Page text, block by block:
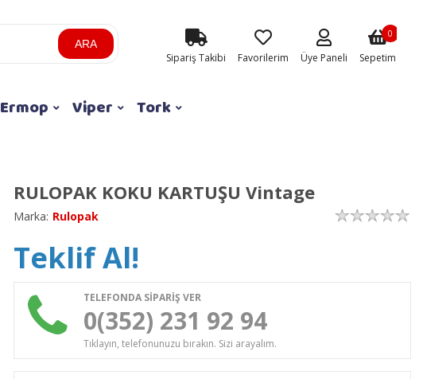
ARA
Sipariş Takibi Favorilerim Üye Paneli Sepetim
0
Ermop Viper Tork
RULOPAK KOKU KARTUŞU Vintage
Marka: Rulopak
Teklif Al!
TELEFONDA SİPARİŞ VER
0(352) 231 92 94
Tıklayın, telefonunuzu bırakın. Sizi arayalım.